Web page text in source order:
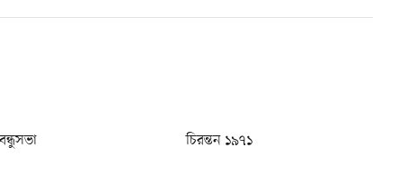
বন্ধুসভা
চিরন্তন ১৯৭১